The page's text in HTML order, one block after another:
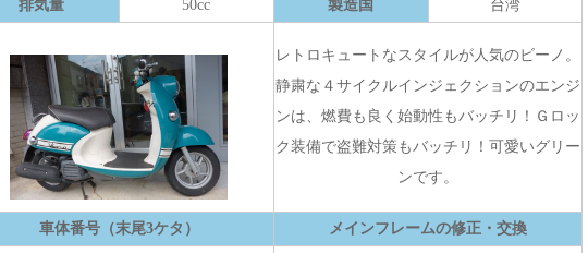
排気量 50cc 製造国 台湾
レトロキュートなスタイルが人気のビーノ。
静粛な４サイクルインジェクションのエンジ
ンは、燃費も良く始動性もバッチリ！Ｇロッ
ク装備で盗難対策もバッチリ！可愛いグリー
ンです。
車体番号（末尾3ケタ） メインフレームの修正・交換